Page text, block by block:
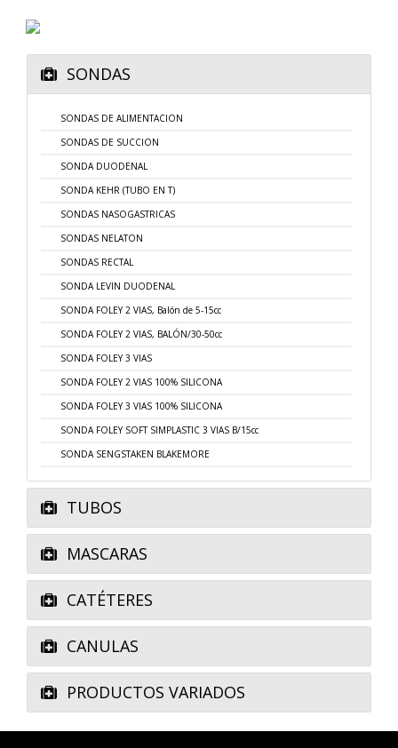
SONDAS
SONDAS DE ALIMENTACION
SONDAS DE SUCCION
SONDA DUODENAL
SONDA KEHR (TUBO EN T)
SONDAS NASOGASTRICAS
SONDAS NELATON
SONDAS RECTAL
SONDA LEVIN DUODENAL
SONDA FOLEY 2 VIAS, Balón de 5-15cc
SONDA FOLEY 2 VIAS, BALÓN/30-50cc
SONDA FOLEY 3 VIAS
SONDA FOLEY 2 VIAS 100% SILICONA
SONDA FOLEY 3 VIAS 100% SILICONA
SONDA FOLEY SOFT SIMPLASTIC 3 VIAS B/15cc
SONDA SENGSTAKEN BLAKEMORE
TUBOS
MASCARAS
CATÉTERES
CANULAS
PRODUCTOS VARIADOS